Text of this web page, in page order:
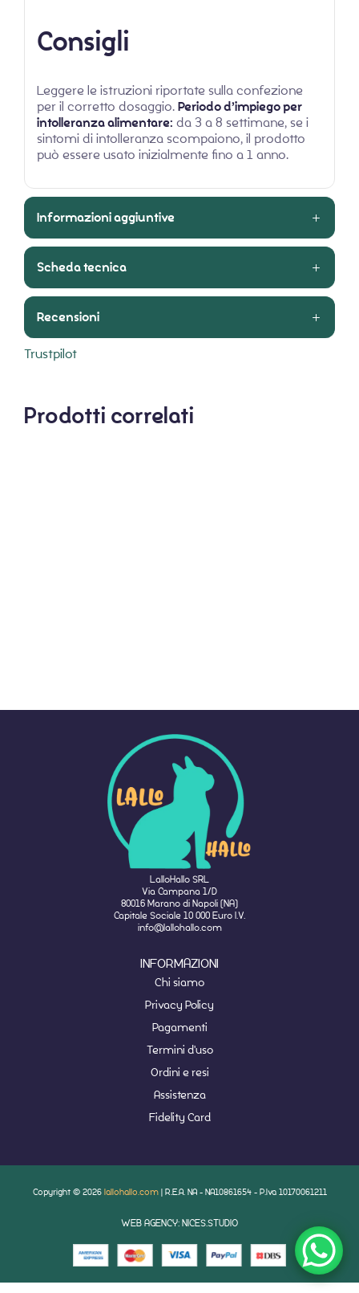
Consigli
Leggere le istruzioni riportate sulla confezione
per il corretto dosaggio.Periodo d’impiego per
intolleranza alimentare: da 3 a 8 settimane, se i
sintomi di intolleranza scompaiono, il prodotto
può essere usato inizialmente fino a 1 anno.
Informazioni aggiuntive
Scheda tecnica
Recensioni
Trustpilot
Prodotti correlati
LalloHallo SRL
Via Campana 1/D
80016 Marano di Napoli (NA)
Capitale Sociale 10 000 Euro I.V.
info@lallohallo.com
INFORMAZIONI
Chi siamo
Privacy Policy
Pagamenti
Termini d'uso
Ordini e resi
Assistenza
Fidelity Card
Copyright © 2026 lallohallo.com | R.E.A. NA - NA10861654 - P.Iva 10170061211
WEB AGENCY: NICES.STUDIO